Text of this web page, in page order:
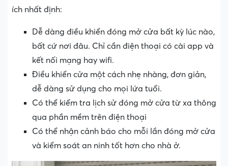
ích nhất định:
Dễ dàng điều khiển đóng mở cửa bất kỳ lúc nào,
bất cứ nơi đâu. Chỉ cần điện thoại có cài app và
kết nối mạng hay wifi.
Điều khiển cửa một cách nhẹ nhàng, đơn giản,
dễ dàng sử dụng cho mọi lứa tuổi.
Có thể kiểm tra lịch sử đóng mở cửa từ xa thông
qua phần mềm trên điện thoại
Có thể nhận cảnh báo cho mỗi lần đóng mở cửa
và kiểm soát an ninh tốt hơn cho nhà ở.